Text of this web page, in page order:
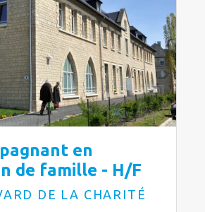
en
de famille - H/F
DE LA CHARITÉ